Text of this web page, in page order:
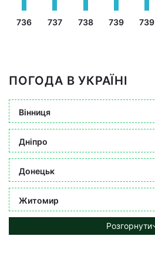
736 737 738 739 739
ПОГОДА В УКРАЇНІ
Вінниця
Дніпро
Донецьк
Житомир
Розгорнути